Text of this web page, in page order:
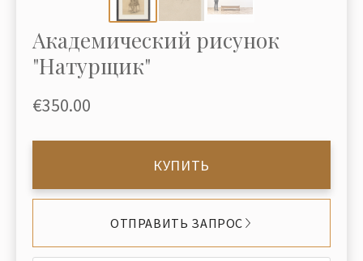
Академический рисунок
"Натурщик"
€350.00
КУПИТЬ
ОТПРАВИТЬ ЗАПРОС